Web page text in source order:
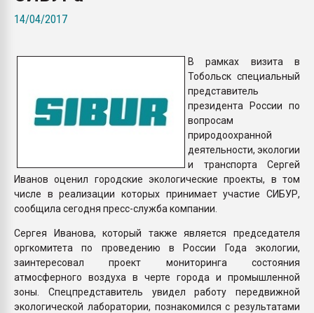
ПЕРЕЙТИ НА
14/04/2017
В рамках визита в
Тобольск специальный
представитель
президента России по
вопросам
природоохранной
деятельности, экологии
и транспорта Сергей
Иванов оценил городские экологические проекты, в том
числе в реализации которых принимает участие СИБУР,
сообщила сегодня пресс-служба компании.
Сергея Иванова, который также является председателя
оргкомитета по проведению в России Года экологии,
заинтересовал проект мониторинга состояния
атмосферного воздуха в черте города и промышленной
зоны. Спецпредставитель увидел работу передвижной
экологической лаборатории, познакомился с результатами